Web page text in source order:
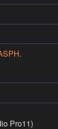
Pro11)